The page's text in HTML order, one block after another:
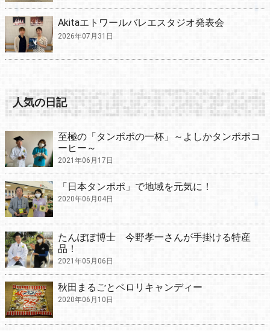
Akitaエトワールバレエスタジオ発表会
2026年07月31日
人気の日記
至極の「タンポポの一杯」～よしかタンポポコ
ーヒー～
2021年06月17日
「日本タンポポ」で地域を元気に！
2020年06月04日
たんぽぽ博士 今野孝一さんが手掛ける特産
品！
2021年05月06日
秋田まるごとペロリキャンディー
2020年06月10日